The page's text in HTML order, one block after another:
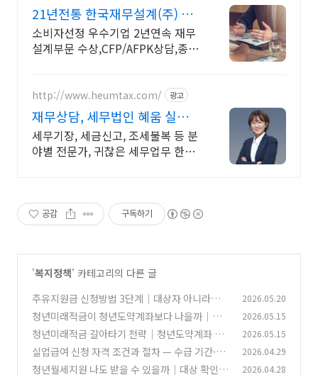
21년전통 한국재무설계(주) 재
무설계 자격 전문가 상담
소비자선정 우수기업 2년연속 재무
설계부문 수상,CFP/AFPK상담,종합
http://www.heumtax.com/ 광고
재무상담, 세무법인 혜움 실시간
카톡 상담 지원
세무기장, 세금신고, 조세불복 등 분
야별 전문가, 귀찮은 세무업무 한번
공감 구독하기
'복지정책' 카테고리의 다른 글
주유지원금 신청방법 3단계｜대상자 아니라고
나올 때 확인할 5가지
(0)
2026.05.20
청년미래적금이 청년도약계좌보다 나을까｜만
기·납입한도·정부기여금 혜택 차이 비교 (0)
2026.05.15
청년미래적금 갈아타기 전략｜청년도약계좌 가
입자 신청기간·특별중도해지 주의사항 (0)
2026.05.15
실업급여 신청 자격 조건과 절차 — 수급 기간·금
액 계산·온라인 신청까지 총정리 (2026)
(0)
2026.04.29
청년월세지원 나도 받을 수 있을까｜대상 확인·
2026.04.28